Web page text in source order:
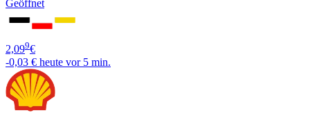
Geöffnet
2,099€
-0,03 € heute vor 5 min.